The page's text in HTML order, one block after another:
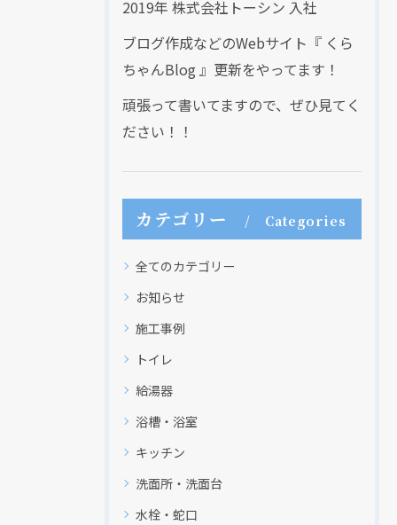
2019年 株式会社トーシン 入社
ブログ作成などのWebサイト『 くら
ちゃんBlog 』更新をやってます！
頑張って書いてますので、ぜひ見てく
ださい！！
カテゴリー Categories
全てのカテゴリー
お知らせ
施工事例
トイレ
給湯器
浴槽・浴室
キッチン
洗面所・洗面台
水栓・蛇口